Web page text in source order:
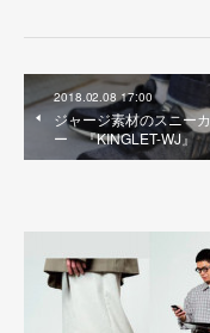
2018.02.08 17:00
ジャージ素材のスニーカ
ー 『KINGLET-WJ』